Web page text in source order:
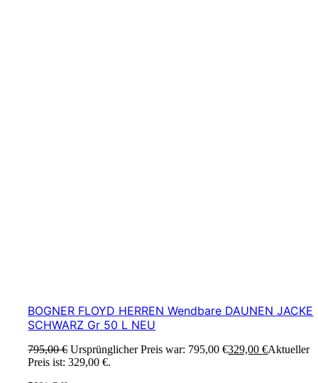
BOGNER FLOYD HERREN Wendbare DAUNEN JACKE
SCHWARZ Gr 50 L NEU
795,00€ Ursprünglicher Preis war: 795,00 €329,00€Aktueller
Preis ist: 329,00 €.